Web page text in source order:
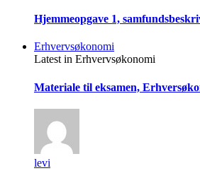
Hjemmeopgave 1,
Erhvervsøkonomi
Latest in Erhvervsøkonomi
Materiale til eksamen,
levi